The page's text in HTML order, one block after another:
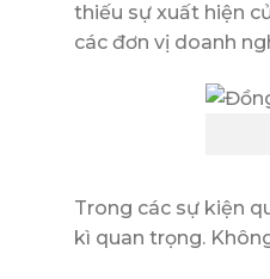
thiếu sự xuất hiện
các đơn vị doanh
Trong các sự kiện
kì quan trọng.